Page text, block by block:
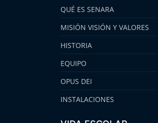
QUÉ ES SENARA
MISIÓN VISIÓN Y VALORES
HISTORIA
EQUIPO
OPUS DEI
INSTALACIONES